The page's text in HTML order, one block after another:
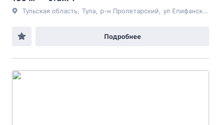
Тульская область Тула р-н Пролетарский ул Епифанская
Подробнее